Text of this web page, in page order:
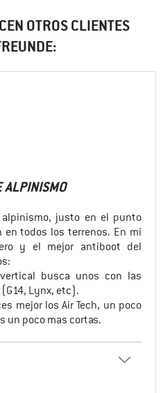
OTROS CLIENTES
ALPINISMO
justo en el punto
en todos los terrenos. En mi
y el mejor antiboot del
vertical busca unos con las
Lynx, etc).
mejor los Air Tech, un poco
un poco mas cortas.